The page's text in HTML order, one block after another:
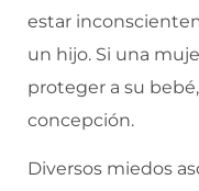
estar
un hijo. Si una
proteger a su
concepción.
Diversos miedos